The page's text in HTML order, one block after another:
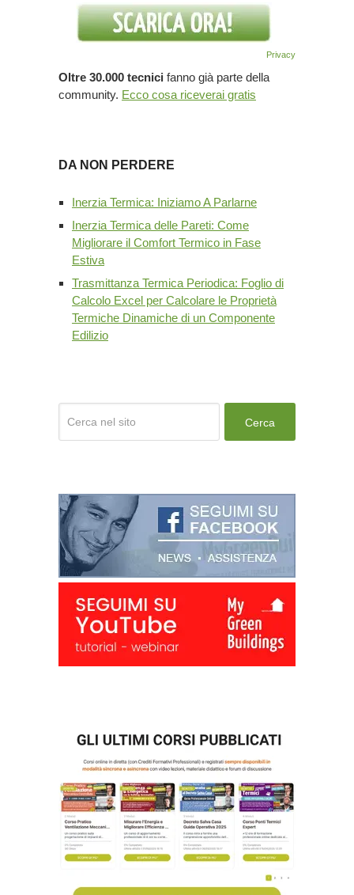
Privacy
Oltre 30.000 tecnici fanno già parte della
community. Ecco cosa riceverai gratis
DA NON PERDERE
Inerzia Termica: Iniziamo A Parlarne
Inerzia Termica delle Pareti: Come
Migliorare il Comfort Termico in Fase
Estiva
Trasmittanza Termica Periodica: Foglio di
Calcolo Excel per Calcolare le Proprietà
Termiche Dinamiche di un Componente
Edilizio
Cerca